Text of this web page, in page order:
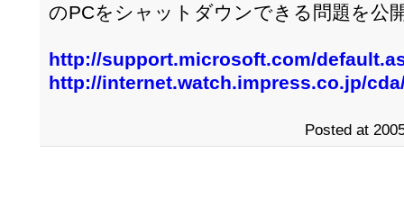
のPCをシャットダウンできる問題を公
http://support.microsoft.com/
http://internet.watch.impress.co.jp/
Posted at